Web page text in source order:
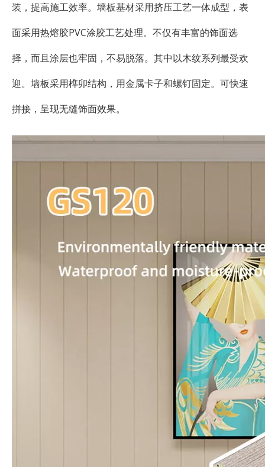
装，提高施工效率。墙板基材采用挤压工艺一体成型，表
面采用热熔胶PVC涂胶工艺处理。不仅有丰富的饰面选
择，而且涂层也牢固，不易脱落。其中以木纹系列最受欢
迎。墙板采用榫卯结构，用金属卡子和螺钉固定。可快速
拼接，呈现无缝饰面效果。